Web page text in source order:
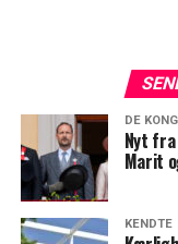
DE
Nyt
Marit
KENDTE